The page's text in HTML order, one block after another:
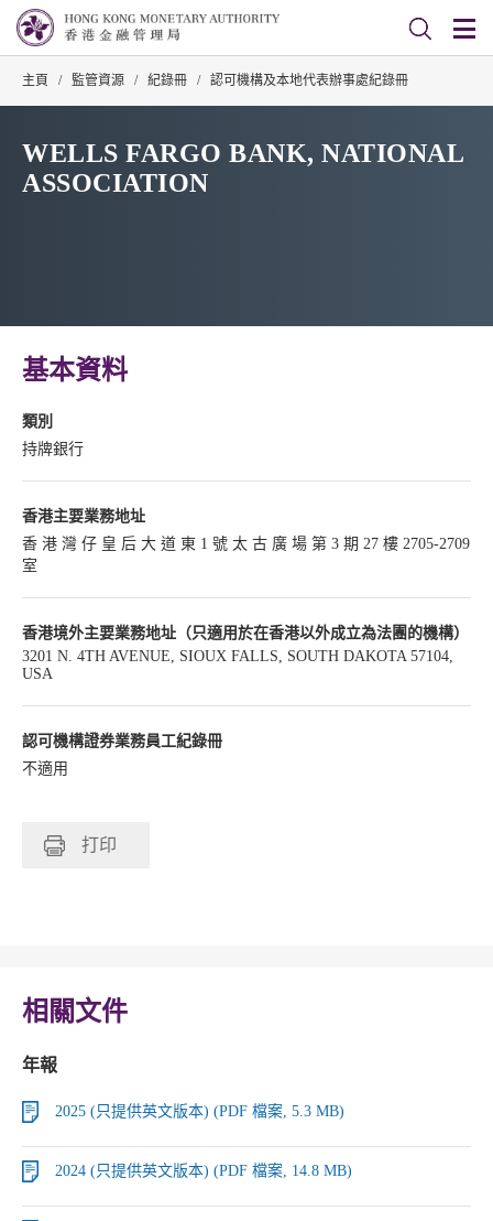
主頁 / 監管資源 / 紀錄冊 / 認可機構及本地代表辦事處紀錄冊
WELLS FARGO BANK, NATIONAL
ASSOCIATION
基本資料
類別
持牌銀行
香港主要業務地址
香 港 灣 仔 皇 后 大 道 東 1 號 太 古 廣 場 第 3 期 27 樓 2705-2709
室
香港境外主要業務地址（只適用於在香港以外成立為法團的機構）
3201 N. 4TH AVENUE, SIOUX FALLS, SOUTH DAKOTA 57104,
USA
認可機構證券業務員工紀錄冊
不適用
打印
相關文件
年報
2025 (只提供英文版本) (PDF 檔案, 5.3 MB)
2024 (只提供英文版本) (PDF 檔案, 14.8 MB)